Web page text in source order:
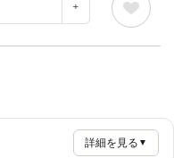
詳細を見る ▼